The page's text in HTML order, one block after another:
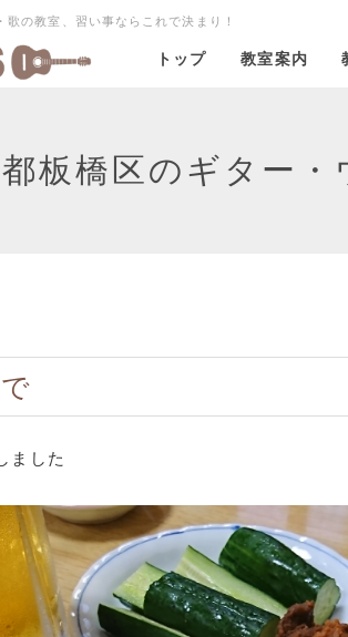
の教室、習い事ならこれで決まり！
トップ 教室案内
板橋区のギター
ました